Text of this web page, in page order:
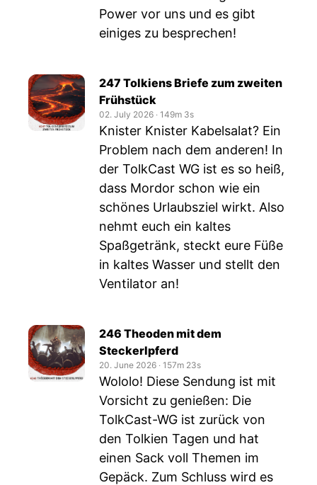
Power vor uns und es gibt
einiges zu besprechen!
247 Tolkiens Briefe zum zweiten
Frühstück
02. July 2026 ‧ 149m 3s
Knister Knister Kabelsalat? Ein
Problem nach dem anderen! In
der TolkCast WG ist es so heiß,
dass Mordor schon wie ein
schönes Urlaubsziel wirkt. Also
nehmt euch ein kaltes
Spaßgetränk, steckt eure Füße
in kaltes Wasser und stellt den
Ventilator an!
246 Theoden mit dem
Steckerlpferd
20. June 2026 ‧ 157m 23s
Wololo! Diese Sendung ist mit
Vorsicht zu genießen: Die
TolkCast-WG ist zurück von
den Tolkien Tagen und hat
einen Sack voll Themen im
Gepäck. Zum Schluss wird es